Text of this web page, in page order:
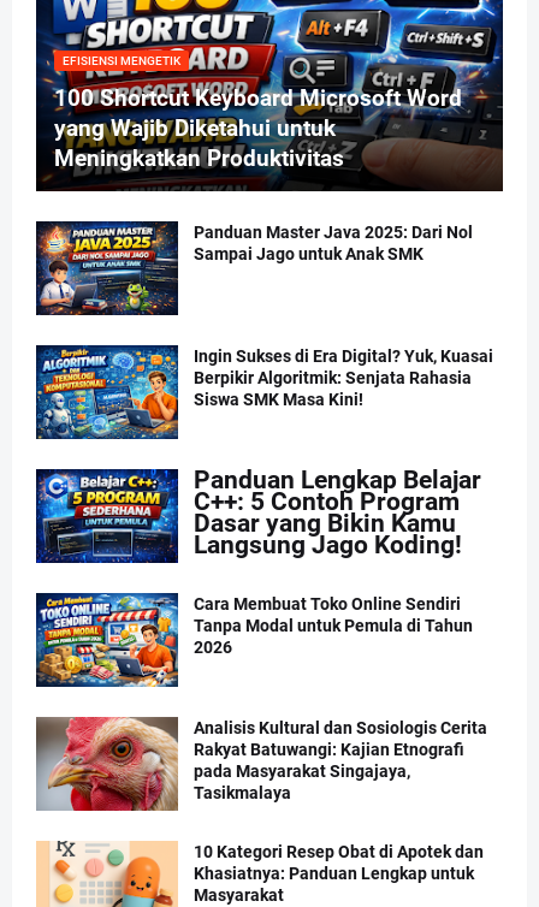
EFISIENSI MENGETIK
100 Shortcut Keyboard Microsoft Word
yang Wajib Diketahui untuk
Meningkatkan Produktivitas
Panduan Master Java 2025: Dari Nol
Sampai Jago untuk Anak SMK
Ingin Sukses di Era Digital? Yuk, Kuasai
Berpikir Algoritmik: Senjata Rahasia
Siswa SMK Masa Kini!
Panduan Lengkap Belajar
C++: 5 Contoh Program
Dasar yang Bikin Kamu
Langsung Jago Koding!
Cara Membuat Toko Online Sendiri
Tanpa Modal untuk Pemula di Tahun
2026
Analisis Kultural dan Sosiologis Cerita
Rakyat Batuwangi: Kajian Etnografi
pada Masyarakat Singajaya,
Tasikmalaya
10 Kategori Resep Obat di Apotek dan
Khasiatnya: Panduan Lengkap untuk
Masyarakat